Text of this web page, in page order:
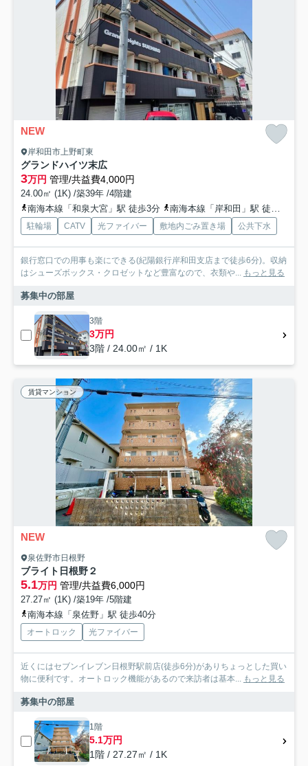
NEW
岸和田市上野町東
グランドハイツ末広
3万円 管理/共益費4,000円
24.00㎡ (1K) /築39年 /4階建
南海本線「和泉大宮」駅 徒歩3分
南海本線「岸和田」駅 徒歩10分
駐輪場 CATV 光ファイバー 敷地内ごみ置き場 公共下水
銀行窓口での用事も楽にできる(紀陽銀行岸和田支店まで徒歩6分)。収納
はシューズボックス・クロゼットなど豊富なので、衣類や... もっと見る
募集中の部屋
3階
3万円
3階 / 24.00㎡ / 1K
賃貸マンション
NEW
泉佐野市日根野
ブライト日根野２
5.1万円 管理/共益費6,000円
27.27㎡ (1K) /築19年 /5階建
南海本線「泉佐野」駅 徒歩40分
オートロック 光ファイバー
近くにはセブンイレブン日根野駅前店(徒歩6分)がありちょっとした買い
物に便利です。オートロック機能があるので来訪者は基本... もっと見る
募集中の部屋
1階
5.1万円
1階 / 27.27㎡ / 1K